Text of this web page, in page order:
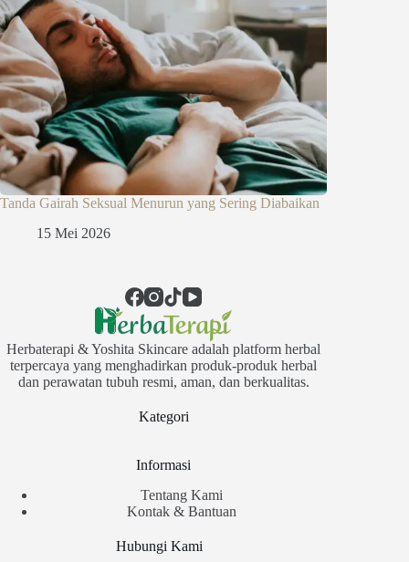
Tanda Gairah Seksual Menurun yang Sering Diabaikan
15 Mei 2026
Herbaterapi & Yoshita Skincare adalah platform herbal
terpercaya yang menghadirkan produk-produk herbal
dan perawatan tubuh resmi, aman, dan berkualitas.
Kategori
Informasi
Tentang Kami
Kontak & Bantuan
Hubungi Kami